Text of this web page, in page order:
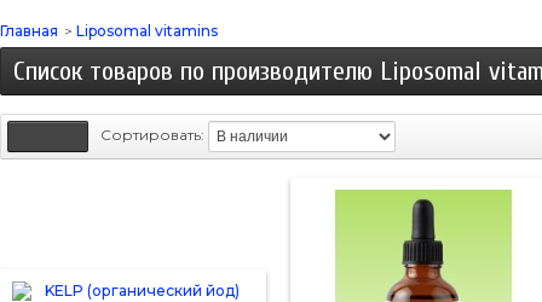
Главная > Liposomal vitamins
Список товаров по производителю Liposomal
Сортировать: